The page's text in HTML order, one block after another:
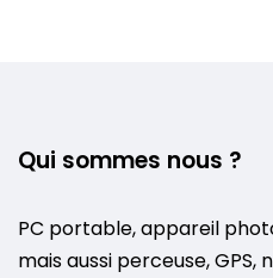
Qui sommes nous ?
PC portable, appareil
mais aussi perceuse,